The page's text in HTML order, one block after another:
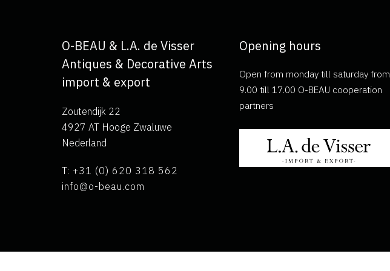
O-BEAU & L.A. de Visser
Antiques & Decorative Arts
import & export
Zoutendijk 22
4927 AT Hooge Zwaluwe
Nederland
T: +31 (0) 620 318 562
info@o-beau.com
Opening hours
Open from monday till saturday from
9.00 till 17.00 O-BEAU cooperation
partners